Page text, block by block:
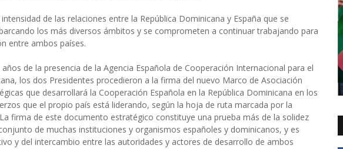
de las relaciones entre la República Dominicana y España que se
los más diversos ámbitos y se comprometen a continuar trabajando para
entre ambos países.
de la presencia de la Agencia Española de Cooperación Internacional para el
los dos Presidentes procedieron a la firma del nuevo Marco de Asociación
que desarrollará la Cooperación Española en la República Dominicana en los
que el propio país está liderando, según la hoja de ruta marcada por la
firma de este documento estratégico constituye una prueba más de la solidez
de muchas instituciones y organismos españoles y dominicanos, y es
y del intercambio entre las autoridades y actores de desarrollo de ambos